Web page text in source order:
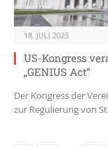
18. JULI 2025
US-Kongress
„GENIUS Act“
Der Kongress der
zur Regulierung von